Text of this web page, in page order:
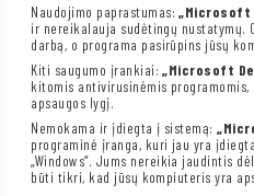
Naudojimo paprastumas:„Microsoft
ir nereikalauja sudėtingų nustatymų.
darbą, o programa pasirūpins jūsų
Kiti saugumo įrankiai:„Microsoft
kitomis antivirusinėmis
apsaugos lygį.
Nemokama ir įdiegta į sistemą:
programinė įranga, kuri jau yra
„Windows“. Jums nereikia jaudintis
būti tikri, kad jūsų kompiuteris yra